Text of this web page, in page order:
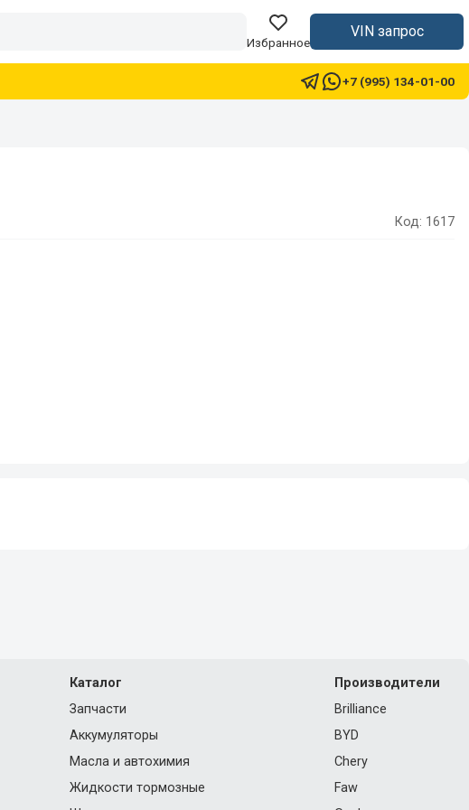
Избранное
VIN запрос
+7 (995) 134-01-00
Код: 1617
Каталог
Запчасти
Аккумуляторы
Масла и автохимия
Жидкости тормозные
Производители
Brilliance
BYD
Chery
Faw